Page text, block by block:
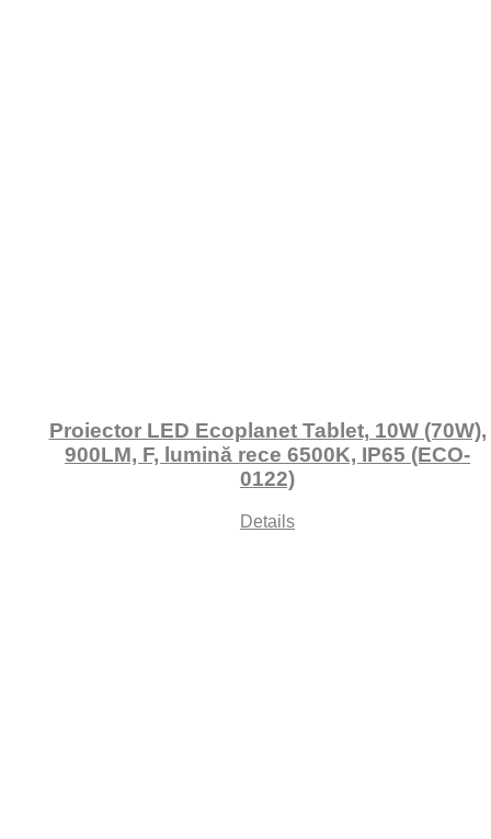
Proiector LED Ecoplanet Tablet, 10W (70W),
900LM, F, lumină rece 6500K, IP65 (ECO-
0122)
Details